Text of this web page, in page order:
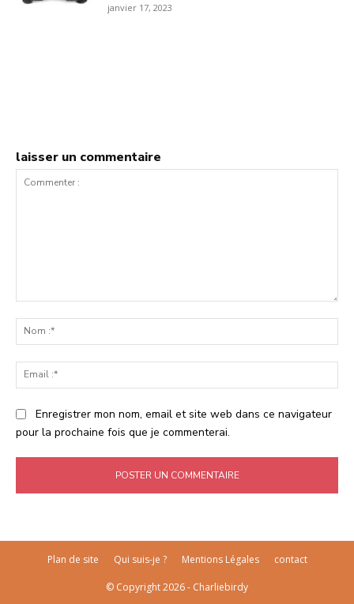
janvier 17, 2023
laisser un commentaire
:*
:*
Enregistrer mon nom, email et site web dans ce navigateur
pour la prochaine fois que je commenterai.
Plan de site Qui suis-je ? Mentions Légales contact
© Copyright 2026 - Charliebirdy